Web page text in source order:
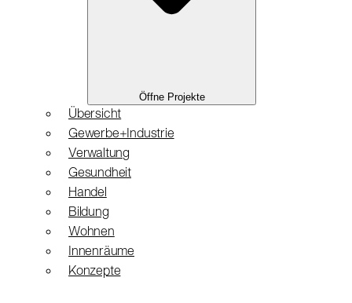
Öffne Projekte
Übersicht
Gewerbe+Industrie
Verwaltung
Gesundheit
Handel
Bildung
Wohnen
Innenräume
Konzepte